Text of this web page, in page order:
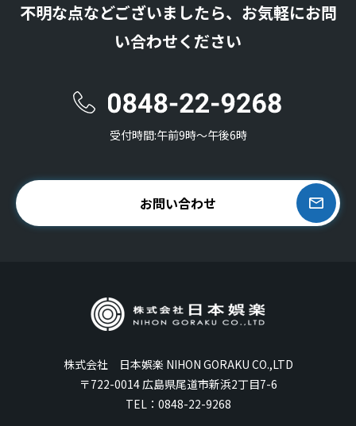
不明な点などございましたら、お気軽にお問
い合わせください
受付時間:午前9時〜午後6時
お問い合わせ
株式会社 日本娯楽 NIHON GORAKU CO.,LTD
〒722-0014 広島県尾道市新浜2丁目7-6
TEL： 0848-22-9268